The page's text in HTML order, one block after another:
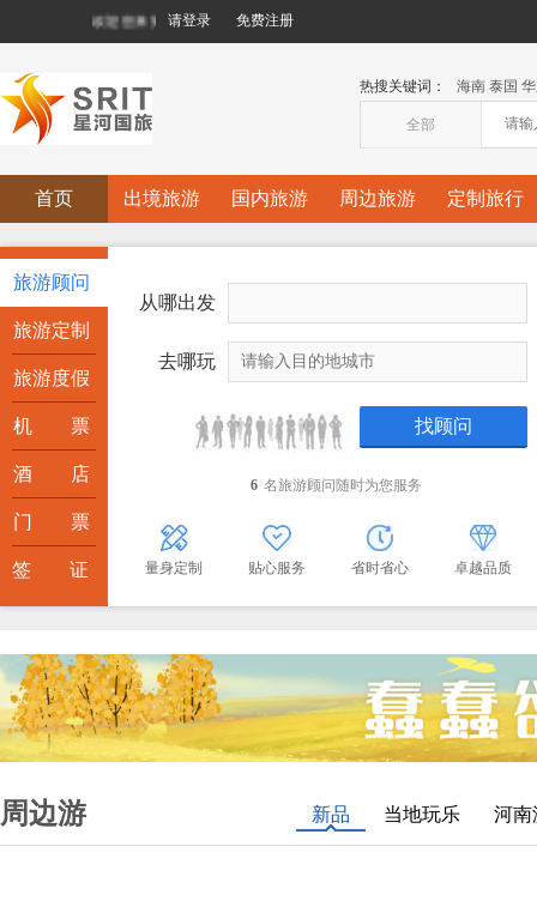
欢迎您来到星河国际旅行社有限责任公司!
请登录 免费注册
热搜关键词： 海南 泰国
全部
首页 出境旅游 国内旅游 周边旅游 定制旅行
旅游顾问
旅游定制
旅游度假
机 票
酒 店
门 票
签 证
从哪出发
去哪玩
6 名旅游顾问随时为您服务
量身定制 贴心服务 省时省心 卓越品质
周边游 新品 当地玩乐 河南